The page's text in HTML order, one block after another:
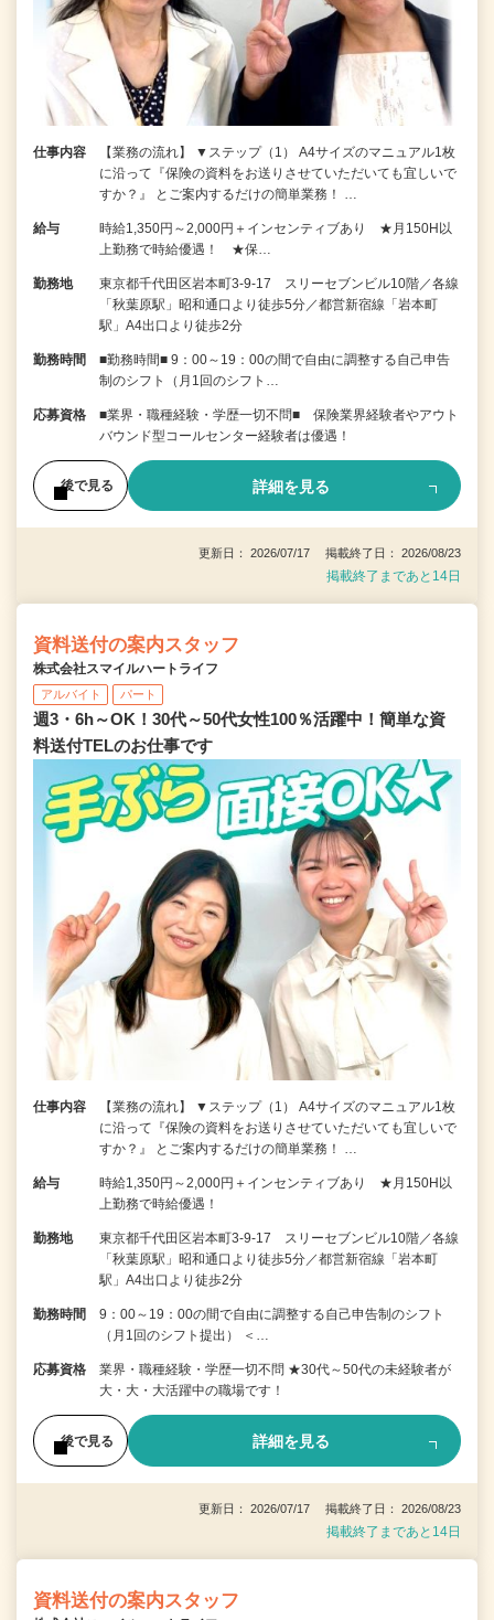
仕事内容
【業務の流れ】 ▼ステップ（1） A4サイズのマニュアル1枚
に沿って『保険の資料をお送りさせていただいても宜しいで
すか？』 とご案内するだけの簡単業務！ …
給与
時給1,350円～2,000円＋インセンティブあり ★月150H以
上勤務で時給優遇！ ★保…
勤務地
東京都千代田区岩本町3-9-17 スリーセブンビル10階／各線
「秋葉原駅」昭和通口より徒歩5分／都営新宿線「岩本町
駅」A4出口より徒歩2分
勤務時間
■勤務時間■ 9：00～19：00の間で自由に調整する自己申告
制のシフト（月1回のシフト…
応募資格
■業界・職種経験・学歴一切不問■ 保険業界経験者やアウト
バウンド型コールセンター経験者は優遇！
後で見る 詳細を見る
更新日： 2026/07/17 掲載終了日： 2026/08/23
掲載終了まであと14日
資料送付の案内スタッフ
株式会社スマイルハートライフ
アルバイト パート
週3・6h～OK！30代～50代女性100％活躍中！簡単な資
料送付TELのお仕事です
仕事内容
【業務の流れ】 ▼ステップ（1） A4サイズのマニュアル1枚
に沿って『保険の資料をお送りさせていただいても宜しいで
すか？』 とご案内するだけの簡単業務！ …
給与
時給1,350円～2,000円＋インセンティブあり ★月150H以
上勤務で時給優遇！
勤務地
東京都千代田区岩本町3-9-17 スリーセブンビル10階／各線
「秋葉原駅」昭和通口より徒歩5分／都営新宿線「岩本町
駅」A4出口より徒歩2分
勤務時間
9：00～19：00の間で自由に調整する自己申告制のシフト
（月1回のシフト提出） ＜…
応募資格
業界・職種経験・学歴一切不問 ★30代～50代の未経験者が
大・大・大活躍中の職場です！
後で見る 詳細を見る
更新日： 2026/07/17 掲載終了日： 2026/08/23
掲載終了まであと14日
資料送付の案内スタッフ